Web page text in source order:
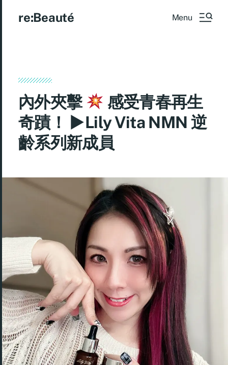
re:Beauté Menu
內外夾擊
感受青春再生
奇蹟！ ►Lily Vita NMN 逆
齡系列新成員